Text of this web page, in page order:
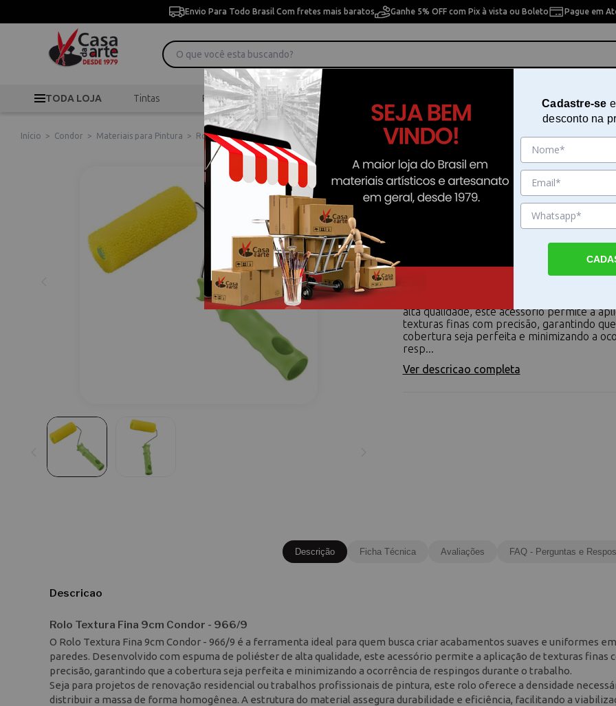
Envio Para Todo Brasil Com fretes mais baratos Ganhe 5% OFF com Pix à vista ou Boleto Pague em
TODA LOJA Tintas Pincéis Desenho Pintura
Início > Condor > Materiais para Pintura > Rolinho > Rolo Textura Fina 9cm Condor - 966/9
Rolo Textura Fina 9cm Condor -
Rolo Textura Fina 9cm Condor - 966/9 O
Fina 9cm Condor - 966/9 é a ferramenta
alta qualidade, este acessório permite a
texturas finas com precisão, garantindo
cobertura seja perfeita e minimizando a
resp...
Ver descricao completa
Descrição Ficha Técnica Avaliações FAQ - Perguntas e
Descricao
Rolo Textura Fina 9cm Condor - 966/9
O Rolo Textura Fina 9cm Condor - 966/9 é a ferramenta ideal para quem busca criar acabamentos suaves e uniformes em
paredes. Desenvolvido com espuma de poliéster de alta qualidade, este acessório permite a aplicação de texturas finas
precisão, garantindo que a cobertura seja perfeita e minimizando a ocorrência de respingos durante o trabalho.
Seja para projetos de renovação residencial ou trabalhos profissionais de pintura, este rolo oferece a densidade
distribuir a massa de forma homogênea. A estrutura do material assegura durabilidade e eficiência, facilitando a
Cadastre-se
desconto na